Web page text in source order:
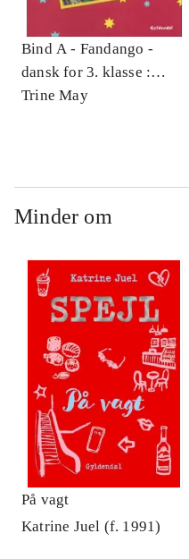
Bind A - Fandango -
dansk for 3. klasse :
grundbog -- Arbejdsbog.
Trine May
Minder om
På vagt
Katrine Juel (f. 1991)